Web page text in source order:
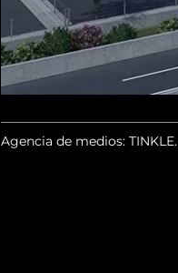
Agencia de medios: TINKLE.